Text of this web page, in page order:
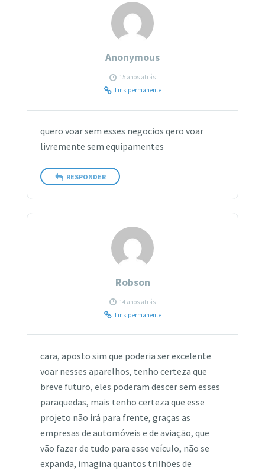
Anonymous
15 anos atrás
Link permanente
quero voar sem esses negocios qero voar
livremente sem equipamentes
RESPONDER
Robson
14 anos atrás
Link permanente
cara, aposto sim que poderia ser excelente
voar nesses aparelhos, tenho certeza que
breve futuro, eles poderam descer sem esses
paraquedas, mais tenho certeza que esse
projeto não irá para frente, graças as
empresas de automóveis e de aviação, que
vão fazer de tudo para esse veículo, não se
expanda, imagina quantos trilhões de